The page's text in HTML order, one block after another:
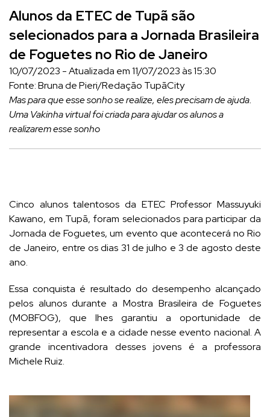
Alunos da ETEC de Tupã são
selecionados para a Jornada Brasileira
de Foguetes no Rio de Janeiro
10/07/2023 - Atualizada em 11/07/2023 às 15:30
Fonte: Bruna de Pieri/Redação TupãCity
Mas para que esse sonho se realize, eles precisam de ajuda.
Uma Vakinha virtual foi criada para ajudar os alunos a
realizarem esse sonho
Cinco alunos talentosos da ETEC Professor Massuyuki
Kawano, em Tupã, foram selecionados para participar da
Jornada de Foguetes, um evento que acontecerá no Rio
de Janeiro, entre os dias 31 de julho e 3 de agosto deste
ano.
Essa conquista é resultado do desempenho alcançado
pelos alunos durante a Mostra Brasileira de Foguetes
(MOBFOG), que lhes garantiu a oportunidade de
representar a escola e a cidade nesse evento nacional. A
grande incentivadora desses jovens é a professora
Michele Ruiz.